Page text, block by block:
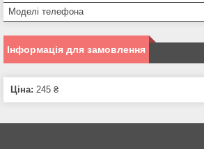
Моделі телефона
Інформація для замовлення
Ціна: 245 ₴